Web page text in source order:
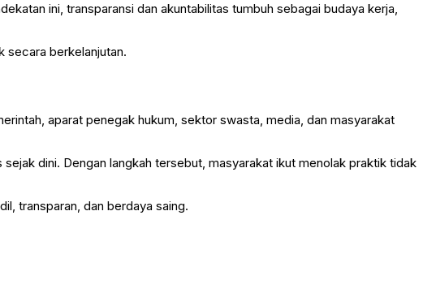
ini, transparansi dan akuntabilitas tumbuh sebagai budaya kerja,
secara berkelanjutan.
aparat penegak hukum, sektor swasta, media, dan masyarakat
dini. Dengan langkah tersebut, masyarakat ikut menolak praktik tidak
transparan, dan berdaya saing.